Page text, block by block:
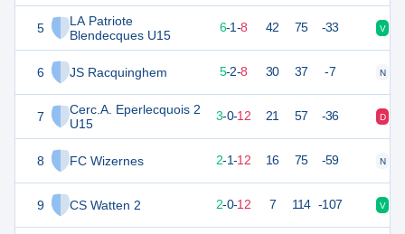
5
LA Patriote
Blendecques U15
6 JS Racquinghem
7
Cerc.A. Eperlecquois 2
U15
8 FC Wizernes
9 CS Watten 2
18 6-1-8 42 75 -33 V
16 5-2-8 30 37 -7 N
8 16 3-0-12 21 57 -36 D
2-1-12 16 75 -59 N
2-0-12 7 114 -107 V